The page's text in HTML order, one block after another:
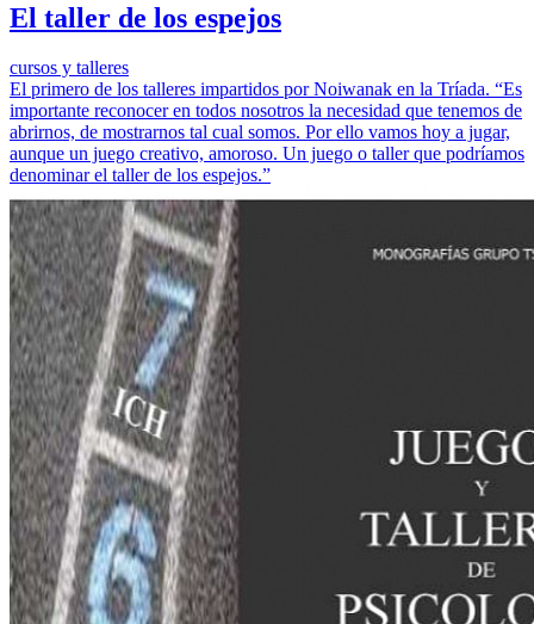
El taller de los espejos
cursos y talleres
El primero de los talleres impartidos por Noiwanak en la Tríada. “Es
importante reconocer en todos nosotros la necesidad que tenemos de
abrirnos, de mostrarnos tal cual somos. Por ello vamos hoy a jugar,
aunque un juego creativo, amoroso. Un juego o taller que podríamos
denominar el taller de los espejos.”